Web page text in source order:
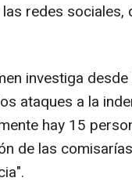
redes
investiga
ataques a la
hay 15
de las